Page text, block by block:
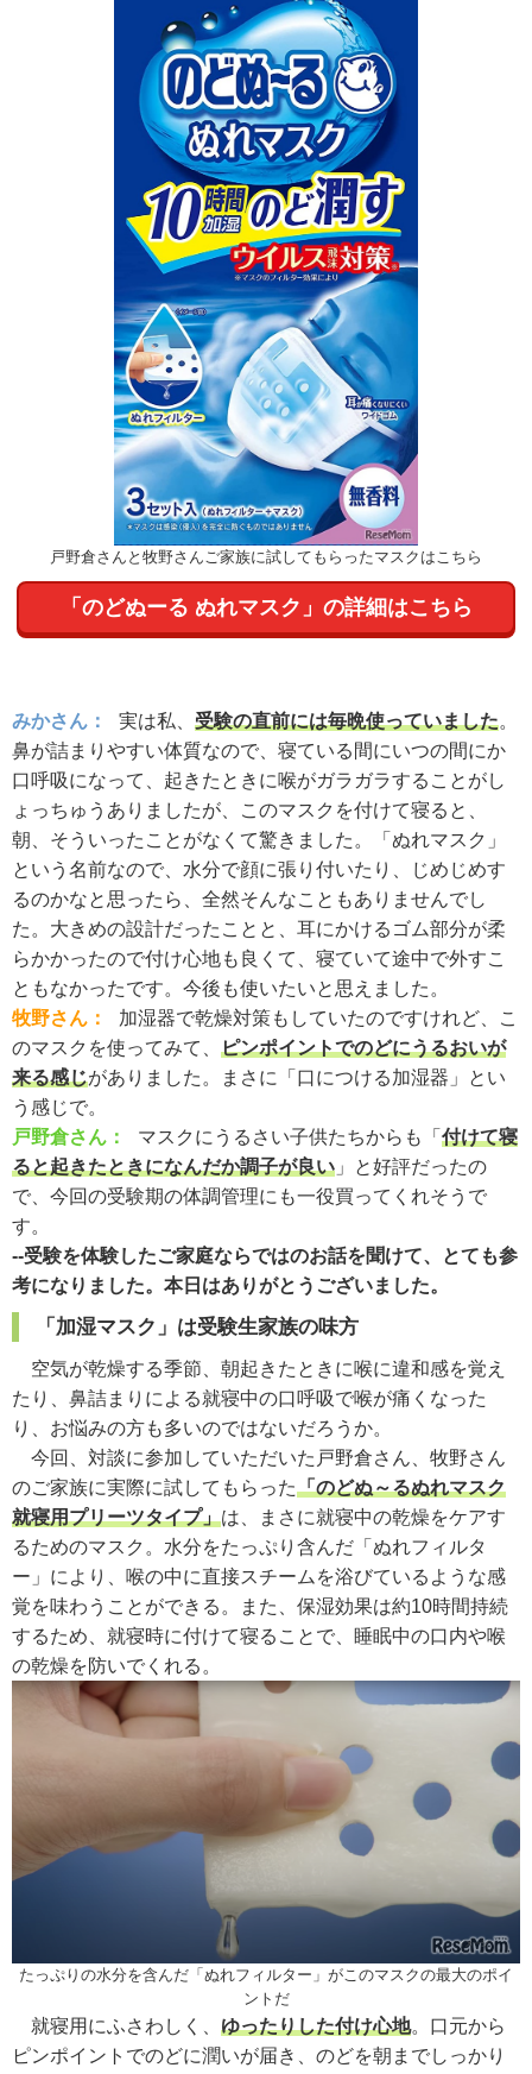
戸野倉さんと牧野さんご家族に試してもらったマスクはこちら
「のどぬーる ぬれマスク」の詳細はこちら
みかさん： 実は私、 受験の直前には毎晩使っていました。
鼻が詰まりやすい体質なので、寝ている間にいつの間にか
口呼吸になって、起きたときに喉がガラガラすることがし
ょっちゅうありましたが、このマスクを付けて寝ると、
朝、そういったことがなくて驚きました。「ぬれマスク」
という名前なので、水分で顔に張り付いたり、じめじめす
るのかなと思ったら、全然そんなこともありませんでし
た。大きめの設計だったことと、耳にかけるゴム部分が柔
らかかったので付け心地も良くて、寝ていて途中で外すこ
ともなかったです。今後も使いたいと思えました。
牧野さん：
加湿器で乾燥対策もしていたのですけれど、こ
のマスクを使ってみて、 ピンポイントでのどにうるおいが
来る感じがありました。まさに「口につける加湿器」とい
う感じで。
戸野倉さん：
マスクにうるさい子供たちからも「 付けて寝
ると起きたときになんだか調子が良い 」と好評だったの
で、今回の受験期の体調管理にも一役買ってくれそうで
す。
--受験を体験したご家庭ならではのお話を聞けて、とても参
考になりました。本日はありがとうございました。
「加湿マスク」は受験生家族の味方
空気が乾燥する季節、朝起きたときに喉に違和感を覚え
たり、鼻詰まりによる就寝中の口呼吸で喉が痛くなった
り、お悩みの方も多いのではないだろうか。
今回、対談に参加していただいた戸野倉さん、牧野さん
のご家族に実際に試してもらった「のどぬ～るぬれマスク
就寝用プリーツタイプ」は、まさに就寝中の乾燥をケアす
るためのマスク。水分をたっぷり含んだ「ぬれフィルタ
ー」により、喉の中に直接スチームを浴びているような感
覚を味わうことができる。また、保湿効果は約10時間持続
するため、就寝時に付けて寝ることで、睡眠中の口内や喉
の乾燥を防いでくれる。
たっぷりの水分を含んだ「ぬれフィルター」がこのマスクの最大のポイ
ントだ
就寝用にふさわしく、 ゆったりした付け心地。口元から
ピンポイントでのどに潤いが届き、のどを朝までしっかり